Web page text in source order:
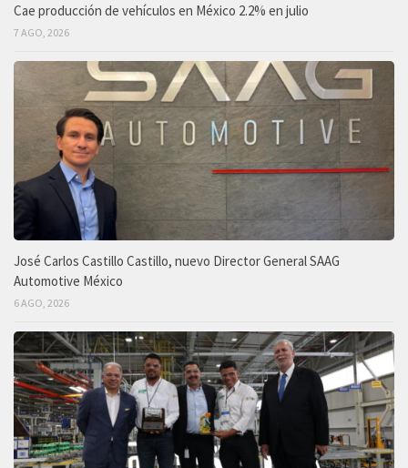
Cae producción de vehículos en México 2.2% en julio
7 AGO, 2026
José Carlos Castillo Castillo, nuevo Director General SAAG
Automotive México
6 AGO, 2026